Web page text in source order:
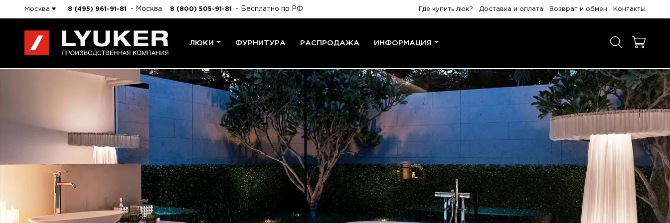
Москва 8 (495) 961-91-81 - Москва 8 (800) 505-91-81 - Бесплатно по РФ Где купить люк? Доставка и оплата Возврат и обмен Контакты
ЛЮКИ ФУРНИТУРА РАСПРОДАЖА ИНФОРМАЦИЯ